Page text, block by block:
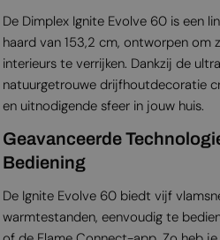
De Dimplex Ignite Evolve 60 is een
haard van 153,2 cm, ontworpen om
interieurs te verrijken. Dankzij de
natuurgetrouwe drijfhoutdecoratie
en uitnodigende sfeer in jouw huis.
Geavanceerde
Bediening
De Ignite Evolve 60 biedt vijf
warmtestanden, eenvoudig te